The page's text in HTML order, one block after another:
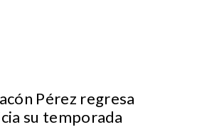
Pérez regresa
su temporada